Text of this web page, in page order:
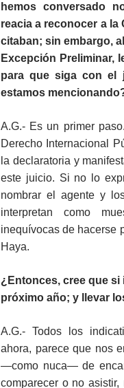
hemos conversado
reacia a reconocer a
citaban; sin embargo,
Excepción Preliminar,
para que siga con el
estamos
A.G.- Es un primer
Derecho Internacional
la declaratoria y
este juicio. Si no lo
nombrar el agente y
interpretan como
inequívocas de hacerse
Haya.
¿Entonces, cree que si
próximo año; y llevar
A.G.- Todos los
ahora, parece que nos
—como nuca— de
comparecer o no